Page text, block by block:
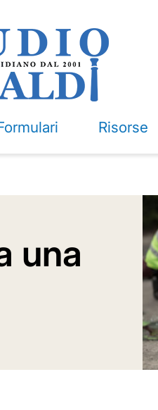
Risorse
una